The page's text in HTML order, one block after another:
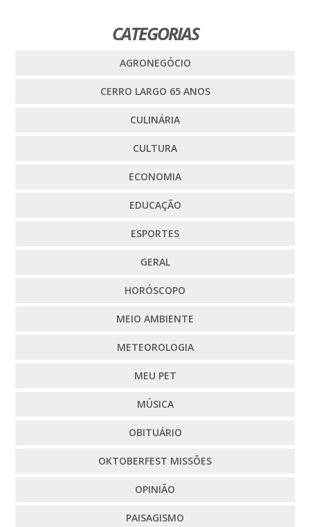
CATEGORIAS
AGRONEGÓCIO
CERRO LARGO 65 ANOS
CULINÁRIA
CULTURA
ECONOMIA
EDUCAÇÃO
ESPORTES
GERAL
HORÓSCOPO
MEIO AMBIENTE
METEOROLOGIA
MEU PET
MÚSICA
OBITUÁRIO
OKTOBERFEST MISSÕES
OPINIÃO
PAISAGISMO